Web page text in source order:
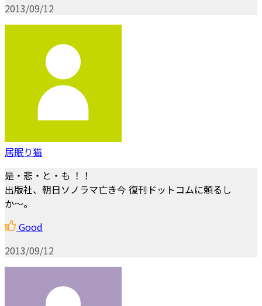
2013/09/12
居眠り猫
是・悲・と・も ！！
出版社、朝日ソノラマ亡き今 復刊ドットコムに頼るし
か〜。
Good
2013/09/12